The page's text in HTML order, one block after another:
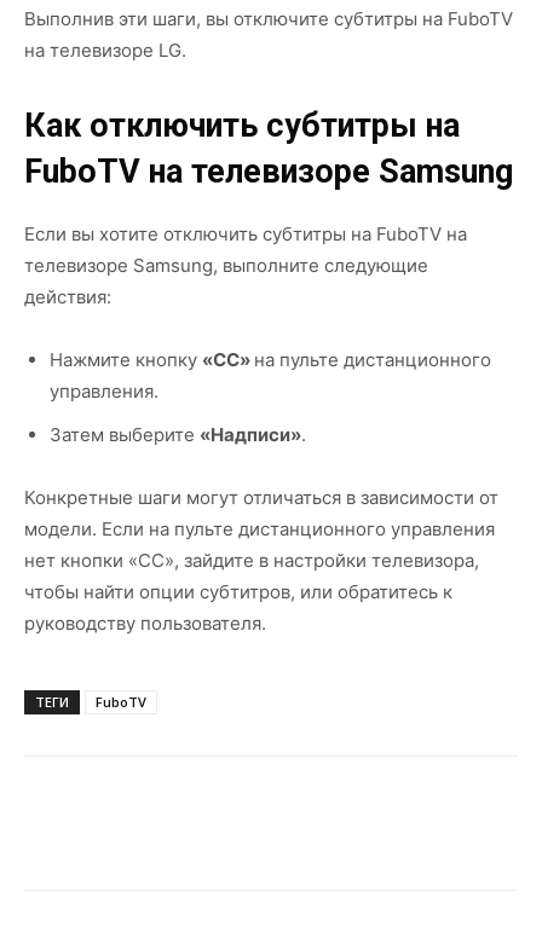
Выполнив эти шаги, вы отключите субтитры на FuboTV
на телевизоре LG.
Как отключить субтитры на
FuboTV на телевизоре Samsung
Если вы хотите отключить субтитры на FuboTV на
телевизоре Samsung, выполните следующие
действия:
Нажмите кнопку «CC» на пульте дистанционного
управления.
Затем выберите «Надписи».
Конкретные шаги могут отличаться в зависимости от
модели. Если на пульте дистанционного управления
нет кнопки «CC», зайдите в настройки телевизора,
чтобы найти опции субтитров, или обратитесь к
руководству пользователя.
ТЕГИ FuboTV